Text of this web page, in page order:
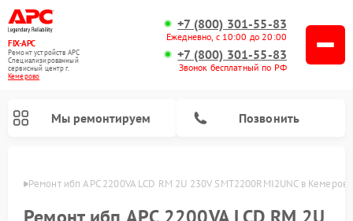
FIX-APC
Ремонт устройств APC
Специализированный
cервисный центр г.
Кемерово
+7 (800) 301-55-83
Ежедневно, с 10:00 до 20:00
+7 (800) 301-55-83
Звонок бесплатный по РФ
Мы ремонтируем Позвонить
Ремонт ибп APC 2200VA LCD RM 2U 230V SMT2200RMI2UNC в Кемерово